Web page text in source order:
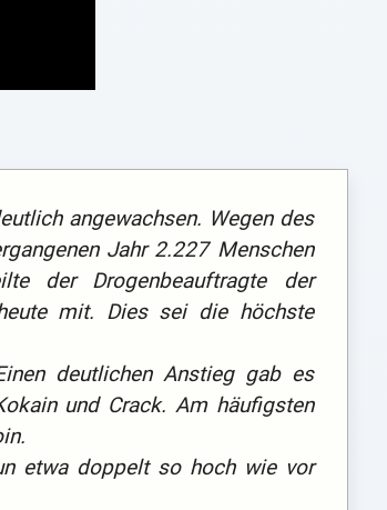
angewachsen. Wegen des
Jahr 2.227 Menschen
der Drogen­be­auftragte der
mit. Dies sei die höchste
deutlichen Anstieg gab es
und Crack. Am häufigsten
etwa doppelt so hoch wie vor